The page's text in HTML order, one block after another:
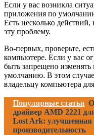
Если у вас возникла
приложения по
Есть несколько
эту проблему.
Во-первых, проверьте,
компьютере. Если у вас
быть запрещено
умолчанию. В этом
владельцу компьютера
Популярные статьи
драйвер AMD 2221
Lost Ark: улучшенная
производительность